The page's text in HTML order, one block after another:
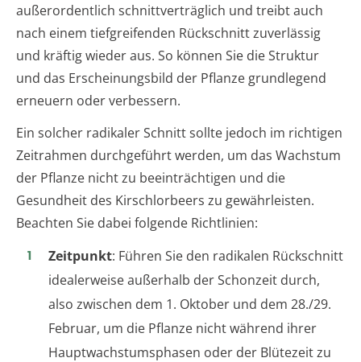
außerordentlich schnittverträglich und treibt auch
nach einem tiefgreifenden Rückschnitt zuverlässig
und kräftig wieder aus. So können Sie die Struktur
und das Erscheinungsbild der Pflanze grundlegend
erneuern oder verbessern.
Ein solcher radikaler Schnitt sollte jedoch im richtigen
Zeitrahmen durchgeführt werden, um das Wachstum
der Pflanze nicht zu beeinträchtigen und die
Gesundheit des Kirschlorbeers zu gewährleisten.
Beachten Sie dabei folgende Richtlinien:
Zeitpunkt: Führen Sie den radikalen Rückschnitt
idealerweise außerhalb der Schonzeit durch,
also zwischen dem 1. Oktober und dem 28./29.
Februar, um die Pflanze nicht während ihrer
Hauptwachstumsphasen oder der Blütezeit zu